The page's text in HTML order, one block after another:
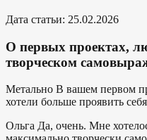
Дата статьи: 25.02.2026
О первых проектах,
творческом
Метально В вашем первом
хотели больше проявить
Ольга Да, очень. Мне